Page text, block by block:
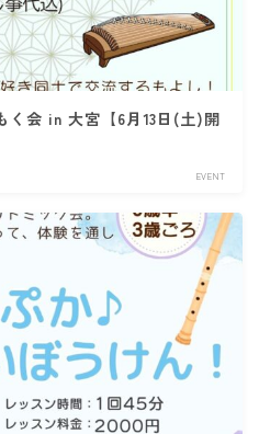
く会 in 大宮【6月13日(土)開
EVENT